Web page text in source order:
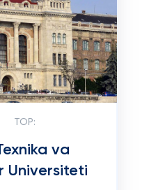
TOP:
va
Universiteti